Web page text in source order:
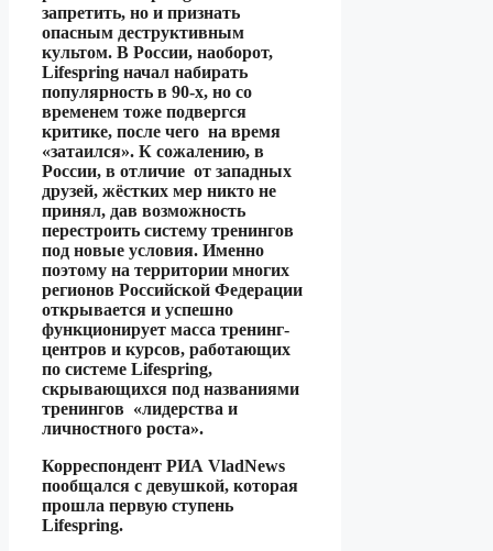
запретить, но и признать
опасным деструктивным
культом. В России, наоборот,
Lifespring начал набирать
популярность в 90-х, но со
временем тоже подвергся
критике, после чего на время
«затаился». К сожалению, в
России, в отличие от западных
друзей, жёстких мер никто не
принял, дав возможность
перестроить систему тренингов
под новые условия. Именно
поэтому на территории многих
регионов Российской Федерации
открывается и успешно
функционирует масса тренинг-
центров и курсов, работающих
по системе Lifespring,
скрывающихся под названиями
тренингов «лидерства и
личностного роста».
Корреспондент РИА VladNews
пообщался с девушкой, которая
прошла первую ступень
Lifespring.